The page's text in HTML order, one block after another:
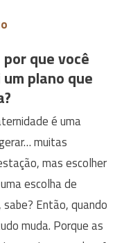
que você
plano que
é uma
muitas
mas escolher
escolha de
Então, quando
muda. Porque as